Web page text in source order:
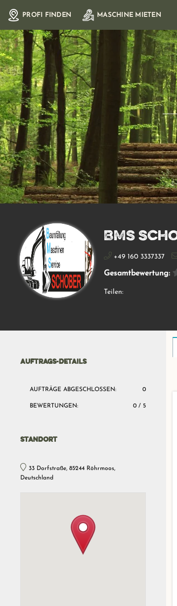
Inhalt
springen
PROFI FINDEN MASCHINE MIETEN
BMS
+49 160 3337337
Gesamtbewertung:
Teilen:
AUFTRAGS-DETAILS
AUFTRÄGE ABGESCHLOSSEN: 0
BEWERTUNGEN: 0 / 5
STANDORT
33 Dorfstraße, 85244 Röhrmoos,
Deutschland